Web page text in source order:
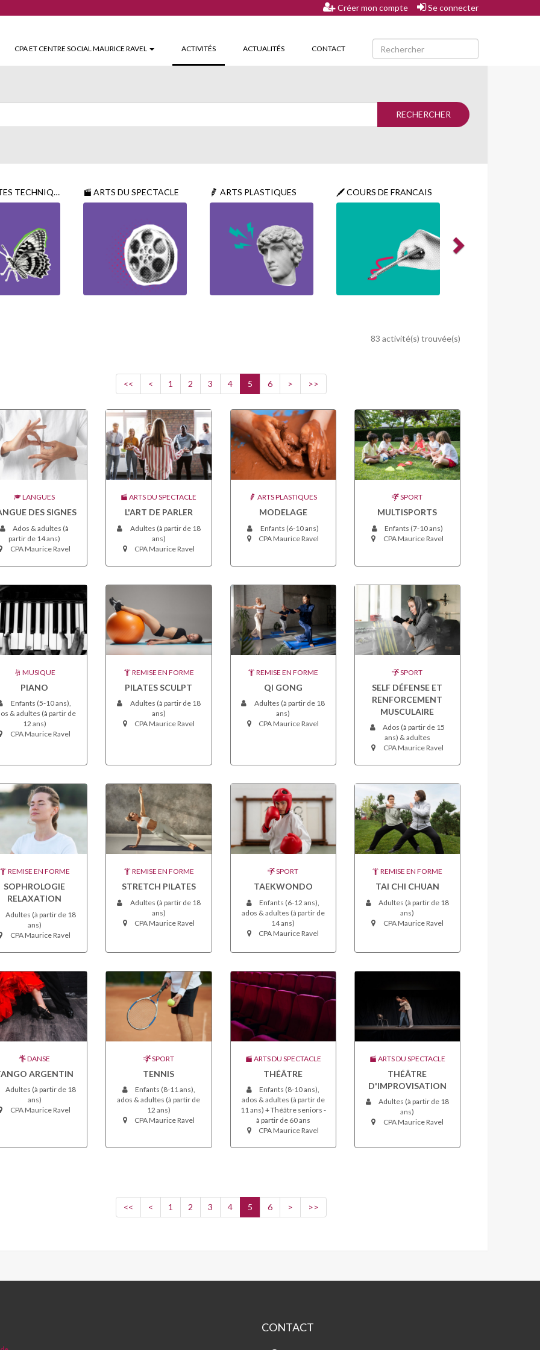
Créer mon compte Se connecter
CPA ET CENTRE SOCIAL MAURICE RAVEL ACTIVITÉS(CURRENT)ACTUALITÉS CONTACT
ET SCIENTIFIQUES ARTS DU SPECTACLE ARTS PLASTIQUES COURS DE FRANCAIS
83 activité(s) trouvée(s)
<< < 1 2 3 4 5 6 > >>
LANGUES
DES SIGNES
Ados & adultes (à
partir de 14 ans)
CPA Maurice Ravel
ARTS DU SPECTACLE
L'ART DE PARLER
Adultes (à partir de 18
ans)
CPA Maurice Ravel
ARTS PLASTIQUES
MODELAGE
Enfants (6-10 ans)
CPA Maurice Ravel
SPORT
MULTISPORTS
Enfants (7-10 ans)
CPA Maurice Ravel
MUSIQUE
PIANO
Enfants (5-10 ans),
& adultes (à partir de
12 ans)
CPA Maurice Ravel
REMISE EN FORME
PILATES SCULPT
Adultes (à partir de 18
ans)
CPA Maurice Ravel
REMISE EN FORME
QI GONG
Adultes (à partir de 18
ans)
CPA Maurice Ravel
SPORT
SELF DÉFENSE ET
RENFORCEMENT
MUSCULAIRE
Ados (à partir de 15
ans) & adultes
CPA Maurice Ravel
REMISE EN FORME
SOPHROLOGIE
RELAXATION
Adultes (à partir de 18
ans)
CPA Maurice Ravel
REMISE EN FORME
STRETCH PILATES
Adultes (à partir de 18
ans)
CPA Maurice Ravel
SPORT
TAEKWONDO
Enfants (6-12 ans),
ados & adultes (à partir de
14 ans)
CPA Maurice Ravel
REMISE EN FORME
TAI CHI CHUAN
Adultes (à partir de 18
ans)
CPA Maurice Ravel
DANSE
ARGENTIN
Adultes (à partir de 18
ans)
CPA Maurice Ravel
SPORT
TENNIS
Enfants (8-11 ans),
ados & adultes (à partir de
12 ans)
CPA Maurice Ravel
ARTS DU SPECTACLE
THÉÂTRE
Enfants (8-10 ans),
ados & adultes (à partir de
11 ans) + Théâtre seniors -
à partir de 60 ans
CPA Maurice Ravel
ARTS DU SPECTACLE
THÉÂTRE
D'IMPROVISATION
Adultes (à partir de 18
ans)
CPA Maurice Ravel
<< < 1 2 3 4 5 6 > >>
CONTACT